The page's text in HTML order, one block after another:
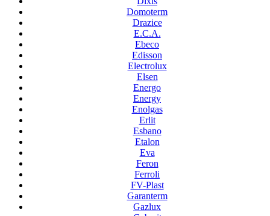
Domoterm
Drazice
E.C.A.
Ebeco
Edisson
Electrolux
Elsen
Energo
Energy
Enolgas
Erlit
Esbano
Etalon
Eva
Feron
Ferroli
FV-Plast
Garanterm
Gazlux